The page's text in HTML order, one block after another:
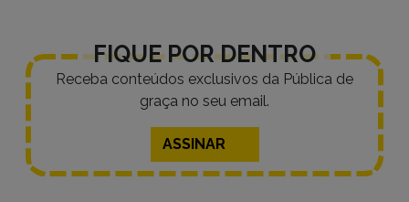
FIQUE POR DENTRO
Receba conteúdos exclusivos da Pública de
graça no seu email.
ASSINAR